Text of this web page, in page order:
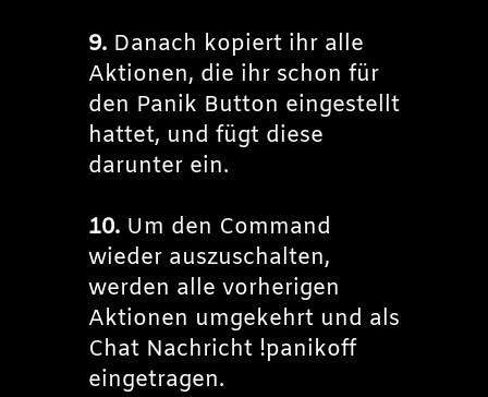
9.Danach kopiert ihr alle
Aktionen, die ihr schon für
den Panik Button eingestellt
hattet, und fügt diese
darunter ein.
10.Um den Command
wieder auszuschalten,
werden alle vorherigen
Aktionen umgekehrt und als
Chat Nachricht !panikoff
eingetragen.